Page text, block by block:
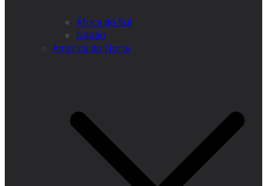
África do Sul
Gabão
América do Norte